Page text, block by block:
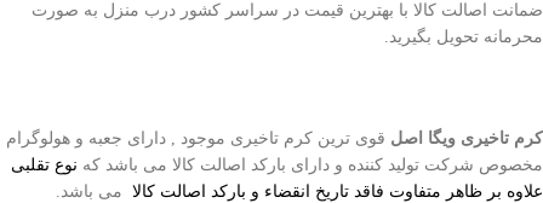
ضمانت اصالت کالا با بهترین قیمت در سراسر کشور درب منزل به صورت
محرمانه تحویل بگیرید.
کرم تاخیری ویگا اصل قوی ترین کرم تاخیری موجود , دارای جعبه و هولوگرام
مخصوص شرکت تولید کننده و دارای بارکد اصالت کالا می باشد که نوع تقلبی
علاوه بر ظاهر متفاوت فاقد تاریخ انقضاء و بارکد اصالت کالا می باشد.